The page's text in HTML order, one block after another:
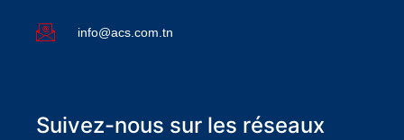
info@acs.com.tn
Suivez-nous sur les réseaux